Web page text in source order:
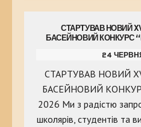
СТАРТУВАВ НОВИЙ
БАСЕЙНОВИЙ КОНКУРС
24
СТАРТУВАВ НОВИЙ
БАСЕЙНОВИЙ
2026 Ми з радістю
школярів, студентів та